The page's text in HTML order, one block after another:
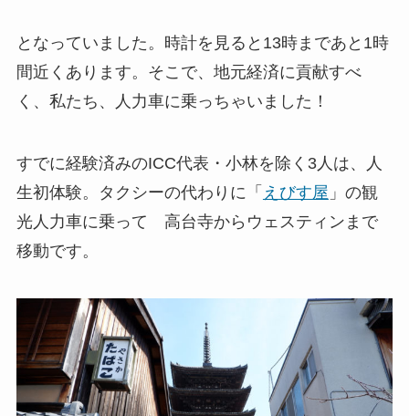
となっていました。時計を見ると13時まであと1時
間近くあります。そこで、地元経済に貢献すべ
く、私たち、人力車に乗っちゃいました！
すでに経験済みのICC代表・小林を除く3人は、人
生初体験。タクシーの代わりに「 えびす屋 」の観
光人力車に乗って 高台寺からウェスティンまで
移動です。